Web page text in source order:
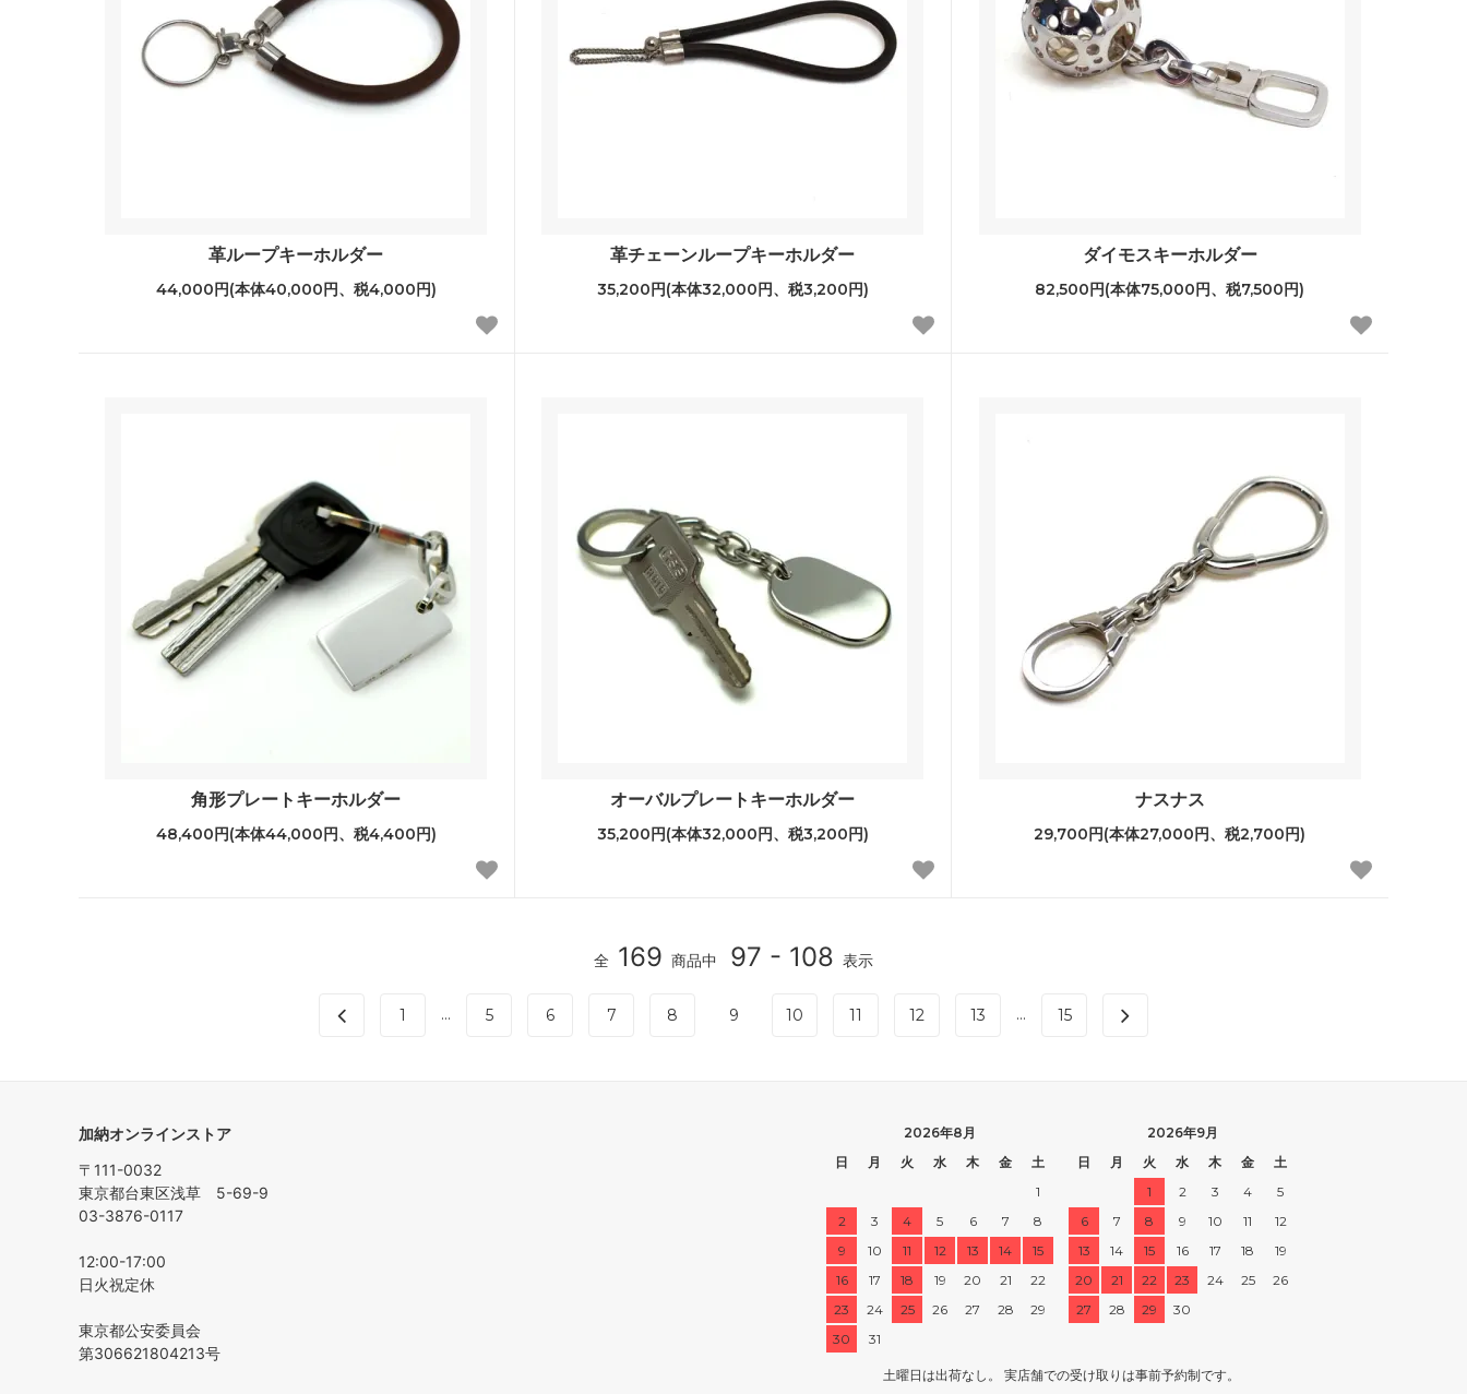
革ループキーホルダー
44,000円(本体40,000円、税4,000円)
革チェーンループキーホルダー
35,200円(本体32,000円、税3,200円)
ダイモスキーホルダー
82,500円(本体75,000円、税7,500円)
角形プレートキーホルダー
48,400円(本体44,000円、税4,400円)
オーバルプレートキーホルダー
35,200円(本体32,000円、税3,200円)
ナスナス
29,700円(本体27,000円、税2,700円)
全 169 商品中 97 - 108 表示
1 ... 5 6 7 8 9 10 11 12 13 ... 15
加納オンラインストア
〒111-0032
東京都台東区浅草 5-69-9
03-3876-0117
12:00-17:00
日火祝定休
東京都公安委員会
第306621804213号
2026年8月
日
月 火 水 木 金
土
1
2
3 4 5 6 7
8
9
10 11 12 13 14
15
16
17 18 19 20 21
22
23
24 25 26 27 28
29
30
31
2026年9月
日
月 火 水 木 金
土
1
2 3 4
5
6
7 8 9 10 11
12
13
14 15 16 17 18
19
20
21 22 23 24 25
26
27
28 29 30
土曜日は出荷なし。 実店舗での受け取りは事前予約制です。